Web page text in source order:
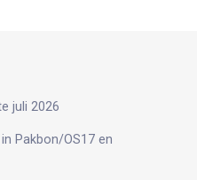
juli 2026
Pakbon/OS17 en